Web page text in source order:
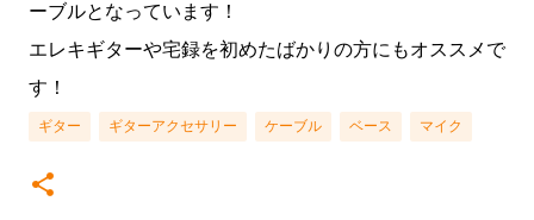
ーブルとなっています！
エレキギターや宅録を初めたばかりの方にもオススメで
す！
ギター ギターアクセサリー ケーブル ベース マイク